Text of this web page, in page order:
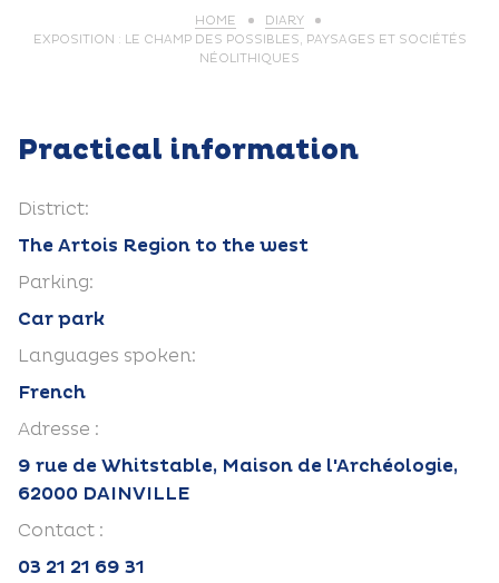
HOME
DIARY
EXPOSITION : LE CHAMP DES POSSIBLES, PAYSAGES ET SOCIÉTÉS
NÉOLITHIQUES
Practical information
District:
The Artois Region to the west
Parking:
Car park
Languages spoken:
French
Adresse :
9 rue de Whitstable, Maison de l'Archéologie,
62000 DAINVILLE
Contact :
03 21 21 69 31